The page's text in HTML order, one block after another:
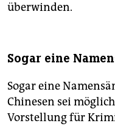
überwinden.
Sogar eine
Sogar eine
Chinesen sei
Vorstellung für